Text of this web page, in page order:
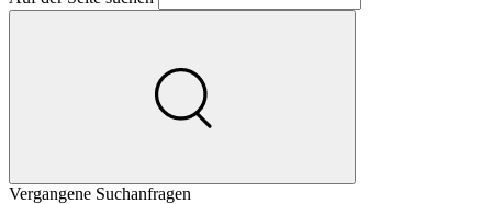
Vergangene Suchanfragen